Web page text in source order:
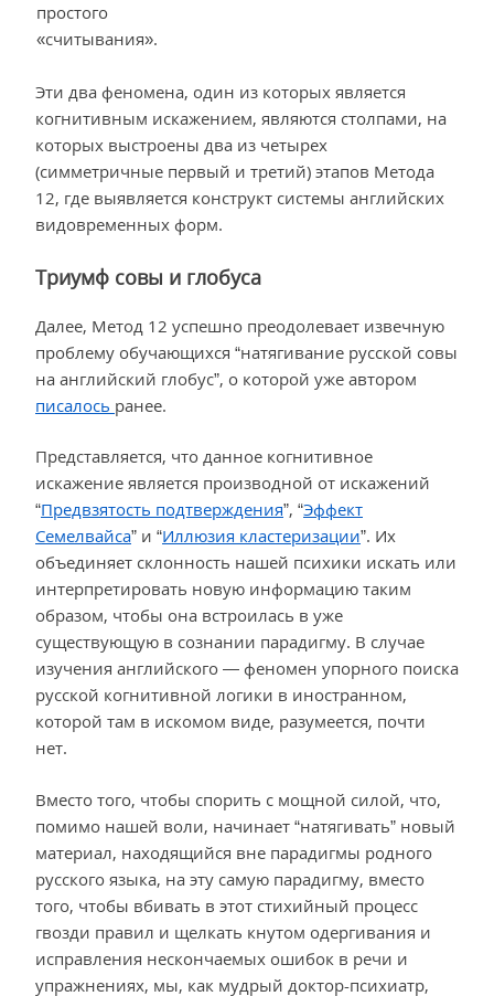
простого
«считывания».
Эти два феномена, один из которых является
когнитивным искажением, являются столпами, на
которых выстроены два из четырех
(симметричные первый и третий) этапов Метода
12, где выявляется конструкт системы английских
видовременных форм.
Триумф совы и глобуса
Далее, Метод 12 успешно преодолевает извечную
проблему обучающихся “натягивание русской совы
на английский глобус”, о которой уже автором
писалось ранее.
Представляется, что данное когнитивное
искажение является производной от искажений
“Предвзятость подтверждения”, “Эффект
Семелвайса” и “Иллюзия кластеризации”. Их
объединяет склонность нашей психики искать или
интерпретировать новую информацию таким
образом, чтобы она встроилась в уже
существующую в сознании парадигму. В случае
изучения английского — феномен упорного поиска
русской когнитивной логики в иностранном,
которой там в искомом виде, разумеется, почти
нет.
Вместо того, чтобы спорить с мощной силой, что,
помимо нашей воли, начинает “натягивать” новый
материал, находящийся вне парадигмы родного
русского языка, на эту самую парадигму, вместо
того, чтобы вбивать в этот стихийный процесс
гвозди правил и щелкать кнутом одергивания и
исправления нескончаемых ошибок в речи и
упражнениях, мы, как мудрый доктор-психиатр,